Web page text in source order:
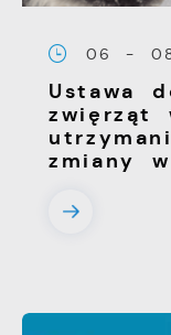
06 -
Ustawa
zwięrząt
zmiany